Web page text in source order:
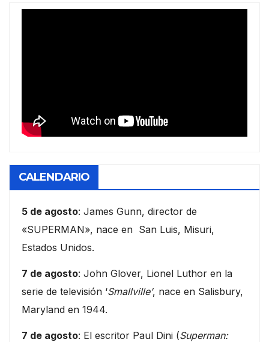
CALENDARIO
5 de agosto: James Gunn, director de
«SUPERMAN», nace en San Luis, Misuri,
Estados Unidos.
7 de agosto: John Glover, Lionel Luthor en la
serie de televisión ‘Smallville’, nace en Salisbury,
Maryland en 1944.
7 de agosto: El escritor Paul Dini (Superman: